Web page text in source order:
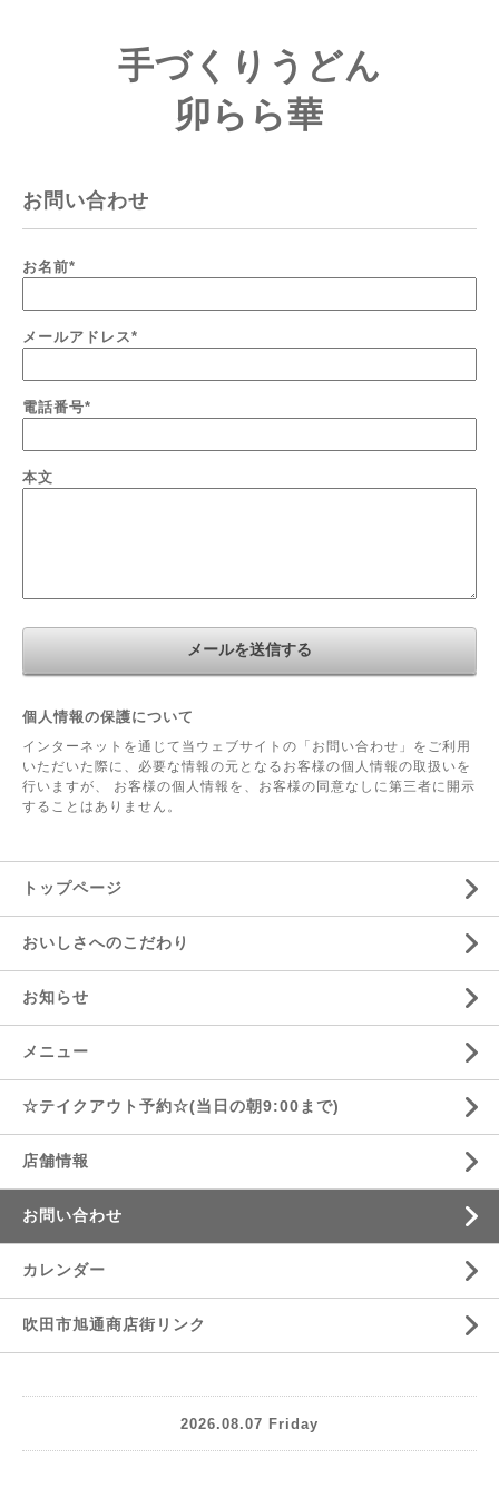
手づくりうどん
卯らら華
お問い合わせ
お名前*
メールアドレス*
電話番号*
本文
個人情報の保護について
インターネットを通じて当ウェブサイトの「お問い合わせ」をご利用
いただいた際に、必要な情報の元となるお客様の個人情報の取扱いを
行いますが、 お客様の個人情報を、お客様の同意なしに第三者に開示
することはありません。
トップページ
おいしさへのこだわり
お知らせ
メニュー
☆テイクアウト予約☆(当日の朝9:00まで)
店舗情報
お問い合わせ
カレンダー
吹田市旭通商店街リンク
2026.08.07 Friday